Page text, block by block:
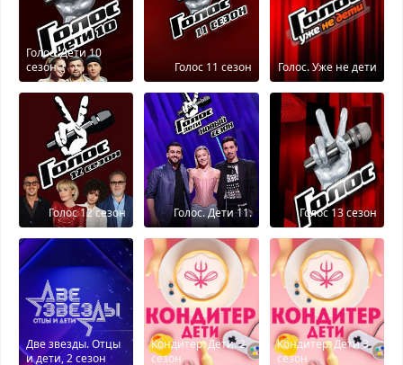
Голос. Дети 10
сезон
Голос 11 сезон Голос. Уже не дети
Голос 12 сезон Голос. Дети 11. Голос 13 сезон
Две звезды. Отцы
и дети, 2 сезон
Кондитер. Дети. 2
сезон
Кондитер. Дети 3
сезон